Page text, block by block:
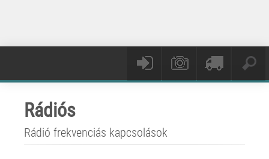
Rádiós
Rádió frekvenciás kapcsolások